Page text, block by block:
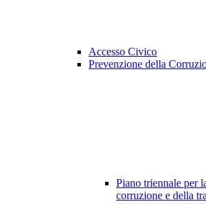
Accesso Civico
Prevenzione della
Piano triennale per
corruzione e della